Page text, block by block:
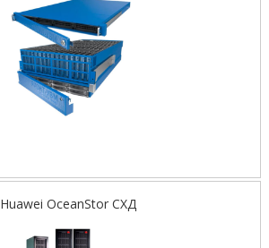
Huawei OceanStor СХД